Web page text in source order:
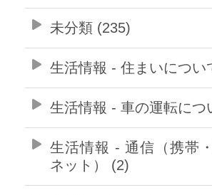
未分類 (235)
生活情報 - 住まいについ
生活情報 - 車の運転につ
生活情報 - 通信（携帯
ネット） (2)